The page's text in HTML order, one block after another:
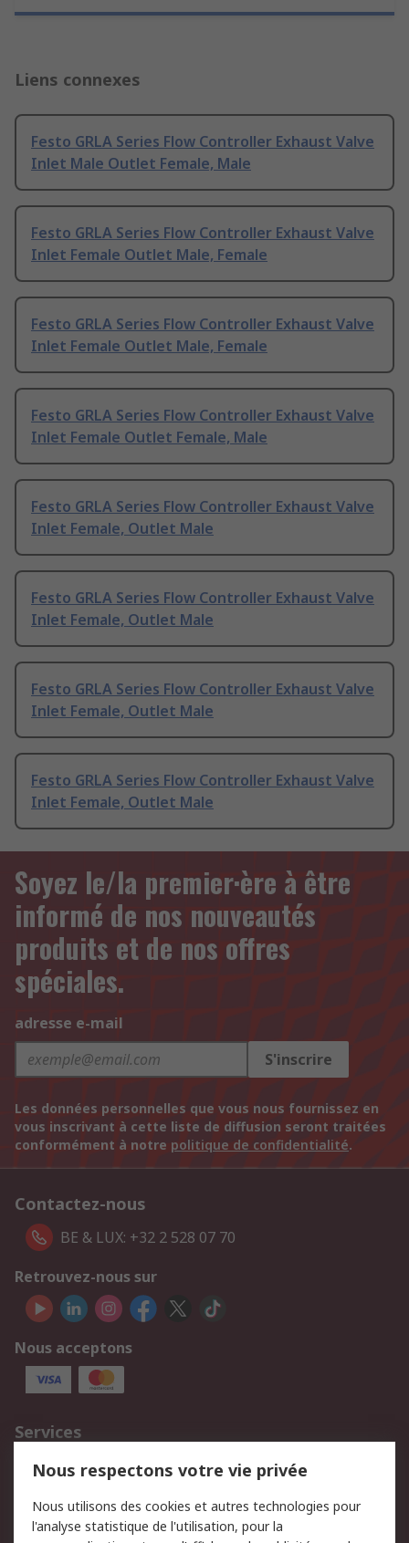
Liens connexes
Festo GRLA Series Flow Controller Exhaust Valve
Inlet Male Outlet Female, Male
Festo GRLA Series Flow Controller Exhaust Valve
Inlet Female Outlet Male, Female
Festo GRLA Series Flow Controller Exhaust Valve
Inlet Female Outlet Male, Female
Festo GRLA Series Flow Controller Exhaust Valve
Inlet Female Outlet Female, Male
Festo GRLA Series Flow Controller Exhaust Valve
Inlet Female, Outlet Male
Festo GRLA Series Flow Controller Exhaust Valve
Inlet Female, Outlet Male
Festo GRLA Series Flow Controller Exhaust Valve
Inlet Female, Outlet Male
Festo GRLA Series Flow Controller Exhaust Valve
Inlet Female, Outlet Male
Soyez le/la premier·ère à être
informé de nos nouveautés
produits et de nos offres
spéciales.
adresse e-mail
S'inscrire
Les données personnelles que vous nous fournissez en
vous inscrivant à cette liste de diffusion seront traitées
conformément à notre politique de confidentialité.
Contactez-nous
BE & LUX: +32 2 528 07 70
Retrouvez-nous sur
Nous acceptons
Services
750.000 produits
2.500 marques
Retours
Support technique
Nous respectons votre vie privée
Nous utilisons des cookies et autres technologies pour
l'analyse statistique de l'utilisation, pour la